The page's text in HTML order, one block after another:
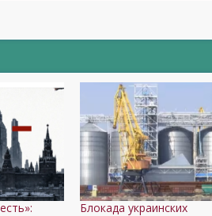
Блокада украинских